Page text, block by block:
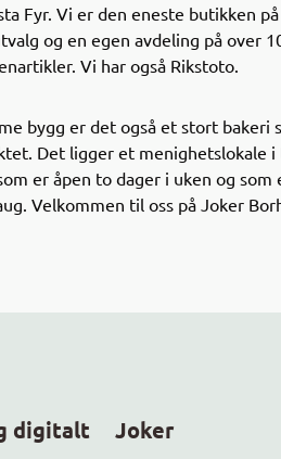
Fyr. Vi er den eneste butikken
og en egen avdeling på over
Vi har også Rikstoto.
bygg er det også et stort bakeri
Det ligger et menighetslokale
er åpen to dager i uken og
Velkommen til oss på Joker
digitalt Joker